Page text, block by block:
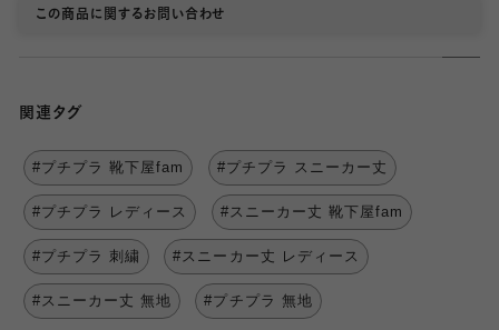
この商品に関するお問い合わせ
関連タグ
#プチプラ 靴下屋fam #プチプラ スニーカー丈
#プチプラ レディース #スニーカー丈 靴下屋fam
#プチプラ 刺繍 #スニーカー丈 レディース
#スニーカー丈 無地 #プチプラ 無地